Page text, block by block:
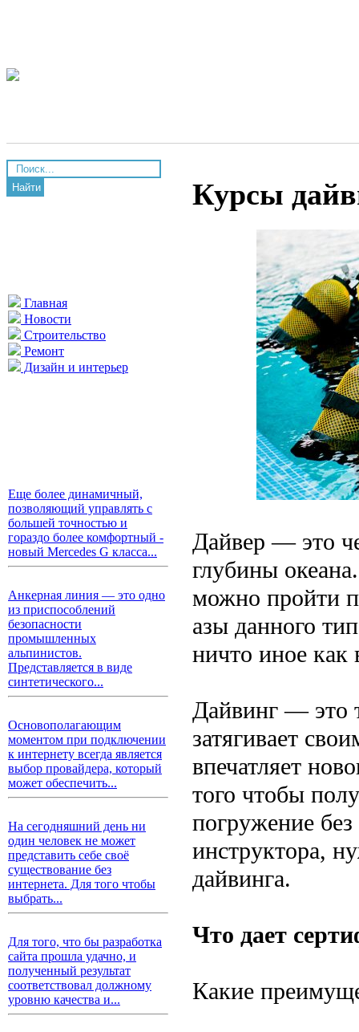
Найти
Главная
Новости
Строительство
Ремонт
Дизайн и интерьер
Еще более динамичный,
позволяющий управлять с
большей точностью и
гораздо более комфортный -
новый Mercedes G класса...
Анкерная линия — это одно
из приспособлений
безопасности
промышленных
альпинистов.
Представляется в виде
синтетического...
Основополагающим
моментом при подключении
к интернету всегда является
выбор провайдера, который
может обеспечить...
На сегодняшний день ни
один человек не может
представить себе своё
существование без
интернета. Для того чтобы
выбрать...
Для того, что бы разработка
сайта прошла удачно, и
полученный результат
соответствовал должному
уровню качества и...
Курсы
Дайвер — это
глубины
можно пройти
азы данного
ничто иное как
Дайвинг — это
затягивает
впечатляет
того чтобы
погружение
инструктора,
дайвинга.
Что дает
Какие